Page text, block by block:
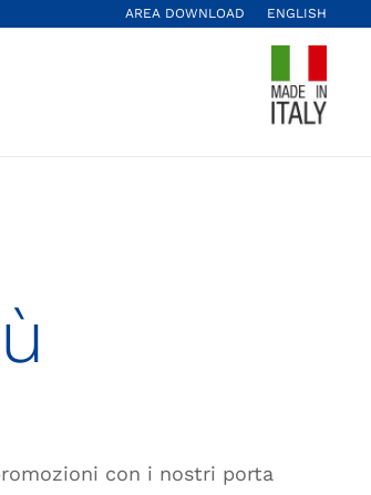
AREA DOWNLOAD ENGLISH
con i nostri porta